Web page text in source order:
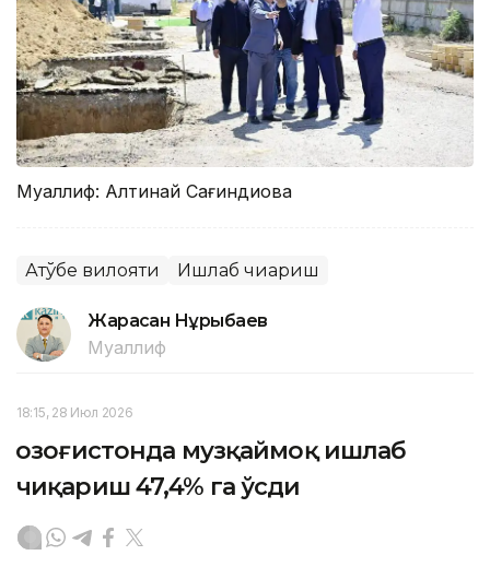
Муаллиф: Алтинай Сағиндиқова
Ақтўбе вилояти Ишлаб чиқариш
Жарасқан Нұрыбаев
Муаллиф
18:15, 28 Июл 2026
Қозоғистонда музқаймоқ ишлаб
чиқариш 47,4% га ўсди